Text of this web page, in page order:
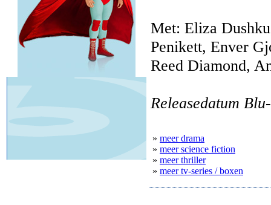
Met: Eliza
Penikett, Enver
Reed Diamond,
Releasedatum
» meer drama
» meer science fiction
» meer thriller
» meer tv-series / boxen